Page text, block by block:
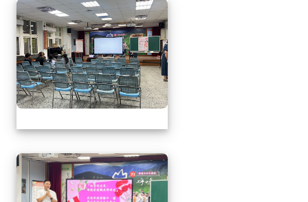
1150509母親節暨親職
1150509母親節暨親職